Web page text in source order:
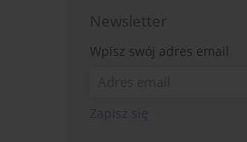
Newsletter
Wpisz swój adres email